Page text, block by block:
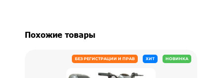
Похожие товары
БЕЗ РЕГИСТРАЦИИ И ПРАВ ХИТ НОВИНКА